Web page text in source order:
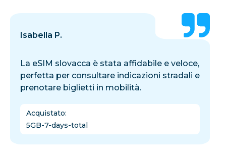
Isabella P.
La eSIM slovacca è stata affidabile e veloce,
perfetta per consultare indicazioni stradali e
prenotare biglietti in mobilità.
Acquistato:
5GB-7-days-total